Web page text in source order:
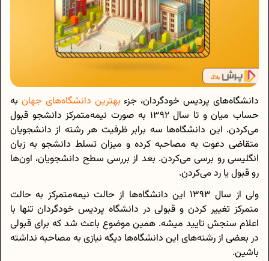
دانشگاه‌های پردیس‌ خودگردان، جزء بهترین دانشگاه‌های جهان به
حساب میان و تا سال 1392 به صورت نیمه‌متمرکز دانشجو قبول
می‌کردن. این دانشگاه‌ها سه برابر ظرفیت هر رشته از دانشجویان
متقاضی دعوت به مصاحبه کرده و میزان تسلط دانشجو به زبان
انگلیسی رو برسی می‌کردن. بعد از بررسی سطح دانشجویان، اون‌ها
رو قبول یا رد می‌کردن.
ولی از سال 1393 این دانشگاه‌ها از حالت نیمه‌‌متمرکز به حالت
متمرکز تغییر کردن و قبولی در دانشگاه پردیس خودگردان تنها با
اعلام سنجش تایید میشه. همین موضوع باعث شد که برای قبولی
در بعضی از رشته‌های این دانشگاه‌ها دیگه نیازی به مصاحبه نداشته
باشین.